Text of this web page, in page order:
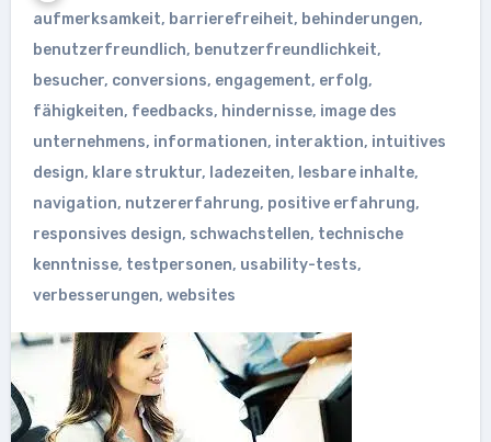
aufmerksamkeit, barrierefreiheit, behinderungen,
benutzerfreundlich, benutzerfreundlichkeit,
besucher, conversions, engagement, erfolg,
fähigkeiten, feedbacks, hindernisse, image des
unternehmens, informationen, interaktion, intuitives
design, klare struktur, ladezeiten, lesbare inhalte,
navigation, nutzererfahrung, positive erfahrung,
responsives design, schwachstellen, technische
kenntnisse, testpersonen, usability-tests,
verbesserungen, websites